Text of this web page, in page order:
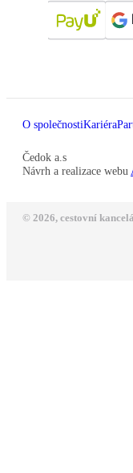
O společnostiKariéra
Čedok a.s
Návrh a realizace webu
© 2026, cestovní